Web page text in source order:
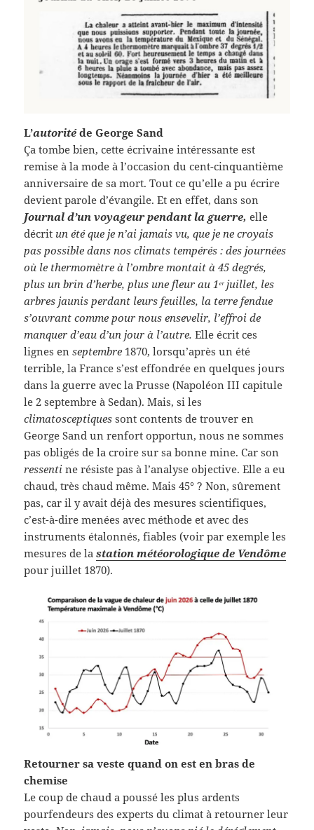
L’autoritéde George Sand
Ça tombe bien, cette écrivaine intéressante est
remise à la mode à l’occasion du cent-cinquantième
anniversaire de sa mort. Tout ce qu’elle a pu écrire
devient parole d’évangile. Et en effet, dans son
Journal d’un voyageur pendant la guerre, elle
décrit un été que je n’ai jamais vu, que je ne croyais
pas possible dans nos climats tempérés : des journées
où le thermomètre à l’ombre montait à 45 degrés,
plus un brin d’herbe, plus une fleur au 1ᵉʳ juillet, les
arbres jaunis perdant leurs feuilles, la terre fendue
s’ouvrant comme pour nous ensevelir, l’effroi de
manquer d’eau d’un jour à l’autre.Elle écrit ces
lignes enseptembre 1870, lorsqu’après un été
terrible, la France s’est effondrée en quelques jours
dans la guerre avec la Prusse (Napoléon III capitule
le 2 septembre à Sedan). Mais, si les
climatosceptiques sont contents de trouver en
George Sand un renfort opportun, nous ne sommes
pas obligés de la croire sur sa bonne mine. Car son
ressenti ne résiste pas à l’analyse objective. Elle a eu
chaud, très chaud même. Mais 45° ? Non, sûrement
pas, car il y avait déjà des mesures scientifiques,
c’est-à-dire menées avec méthode et avec des
instruments étalonnés, fiables (voir par exemple les
mesures de lastation météorologique de Vendôme
pour juillet 1870).
Retourner sa veste quand on est en bras de
chemise
Le coup de chaud a poussé les plus ardents
pourfendeurs des experts du climat à retourner leur